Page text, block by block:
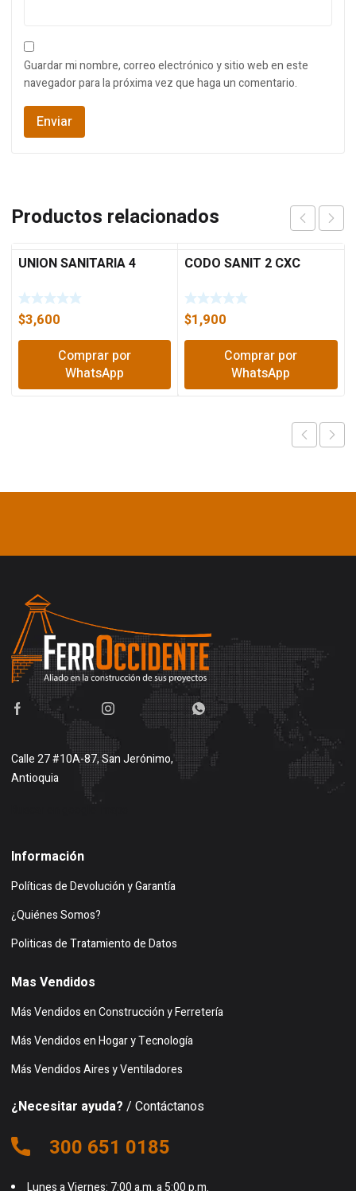
Guardar mi nombre, correo electrónico y sitio web en este
navegador para la próxima vez que haga un comentario.
Productos relacionados
UNION SANITARIA 4
$3,600
Comprar por
WhatsApp
CODO SANIT 2 CXC
$1,900
Comprar por
WhatsApp
Calle 27 #10A-87, San Jerónimo,
Antioquia
Información
Políticas de Devolución y Garantía
¿Quiénes Somos?
Politicas de Tratamiento de Datos
Mas Vendidos
Más Vendidos en Construcción y Ferretería
Más Vendidos en Hogar y Tecnología
Más Vendidos Aires y Ventiladores
¿Necesitar ayuda? / Contáctanos
300 651 0185
Lunes a Viernes: 7:00 a.m. a 5:00 p.m.